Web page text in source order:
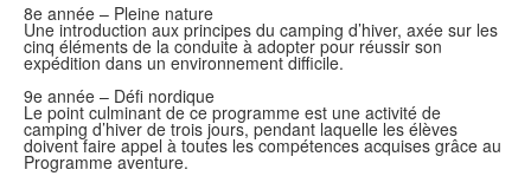
8e année – Pleine nature
Une introduction aux principes du camping d’hiver, axée sur les
cinq éléments de la conduite à adopter pour réussir son
expédition dans un environnement difficile.
9e année – Défi nordique
Le point culminant de ce programme est une activité de
camping d’hiver de trois jours, pendant laquelle les élèves
doivent faire appel à toutes les compétences acquises grâce au
Programme aventure.